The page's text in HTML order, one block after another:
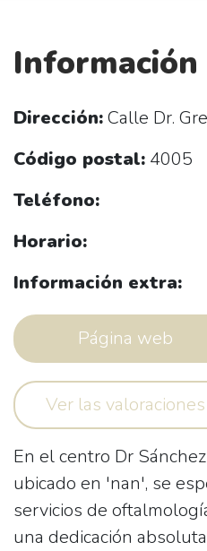
Dirección:Calle Dr.
Código postal: 4005
Teléfono:
Horario:
Información extra:
Página web
Ver las valoraciones
En el centro Dr
ubicado en 'nan', se
servicios de
una dedicación